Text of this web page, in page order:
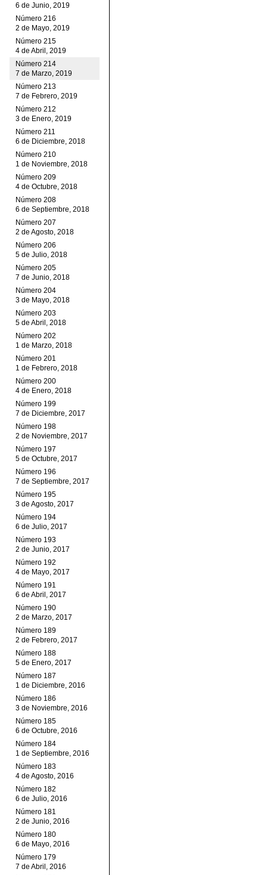
6 de Junio, 2019
Número 216
2 de Mayo, 2019
Número 215
4 de Abril, 2019
Número 214
7 de Marzo, 2019
Número 213
7 de Febrero, 2019
Número 212
3 de Enero, 2019
Número 211
6 de Diciembre, 2018
Número 210
1 de Noviembre, 2018
Número 209
4 de Octubre, 2018
Número 208
6 de Septiembre, 2018
Número 207
2 de Agosto, 2018
Número 206
5 de Julio, 2018
Número 205
7 de Junio, 2018
Número 204
3 de Mayo, 2018
Número 203
5 de Abril, 2018
Número 202
1 de Marzo, 2018
Número 201
1 de Febrero, 2018
Número 200
4 de Enero, 2018
Número 199
7 de Diciembre, 2017
Número 198
2 de Noviembre, 2017
Número 197
5 de Octubre, 2017
Número 196
7 de Septiembre, 2017
Número 195
3 de Agosto, 2017
Número 194
6 de Julio, 2017
Número 193
2 de Junio, 2017
Número 192
4 de Mayo, 2017
Número 191
6 de Abril, 2017
Número 190
2 de Marzo, 2017
Número 189
2 de Febrero, 2017
Número 188
5 de Enero, 2017
Número 187
1 de Diciembre, 2016
Número 186
3 de Noviembre, 2016
Número 185
6 de Octubre, 2016
Número 184
1 de Septiembre, 2016
Número 183
4 de Agosto, 2016
Número 182
6 de Julio, 2016
Número 181
2 de Junio, 2016
Número 180
6 de Mayo, 2016
Número 179
7 de Abril, 2016